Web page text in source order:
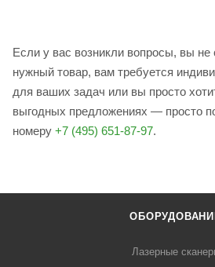
Если у вас возникли вопросы, вы не
нужный товар, вам требуется
для ваших задач или вы просто
выгодных предложениях — просто
номеру +7 (495) 651-87-97.
Лазерные